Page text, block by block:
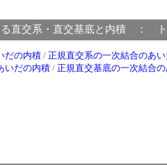
る直交系・直交基底と内積 ：
だの内積 / 正規直交系の一次結合のあ
いだの内積 / 正規直交基底の一次結合